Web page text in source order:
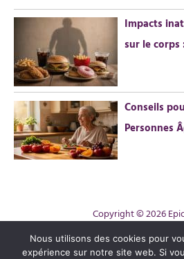
Impacts
sur le corps
Conseils
Personnes
Copyright © 2026
Contact
Nous utilisons des cookies pour
expérience sur notre site web. Si